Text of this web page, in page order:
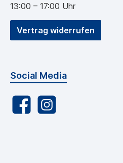
Social Media
13:00 – 17:00 Uhr
Vertrag widerrufen